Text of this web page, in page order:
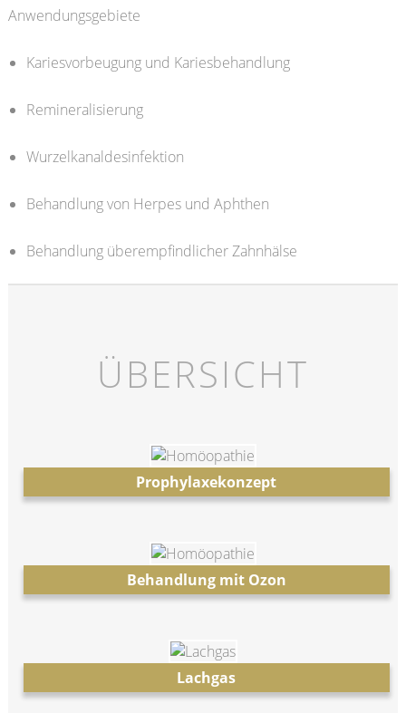
Anwendungsgebiete
Kariesvorbeugung und Kariesbehandlung
Remineralisierung
Wurzelkanaldesinfektion
Behandlung von Herpes und Aphthen
Behandlung überempfindlicher Zahnhälse
ÜBERSICHT
Prophylaxekonzept
Behandlung mit Ozon
Lachgas